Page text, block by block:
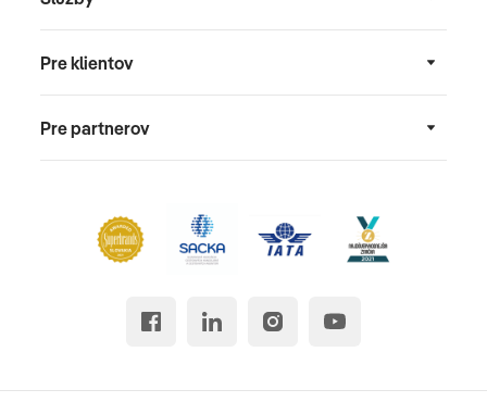
Pre klientov
Pre partnerov